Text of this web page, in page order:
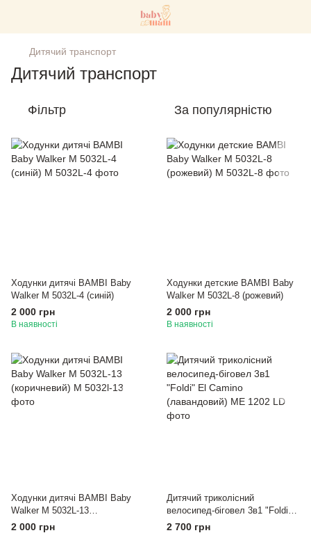
Дитячий транспорт
Дитячий транспорт
Фільтр За популярністю
Ходунки дитячі BAMBI Baby
Walker M 5032L-4 (синій)
2 000 грн
В наявності
Ходунки детские BAMBI Baby
Walker M 5032L-8 (рожевий)
2 000 грн
В наявності
Ходунки дитячі BAMBI Baby
Walker M 5032L-13
(коричневий)
2 000 грн
Дитячий триколісний
велосипед-біговел 3в1 "Foldi"
El Camino (лавандовий)
2 700 грн